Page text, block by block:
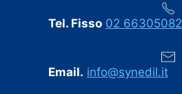
Tel. Fisso 02 66305082
Email. info@synedil.it